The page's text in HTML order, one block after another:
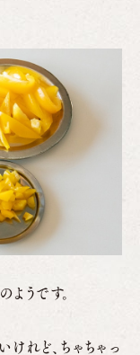
うです。
けれど、ちゃちゃっ